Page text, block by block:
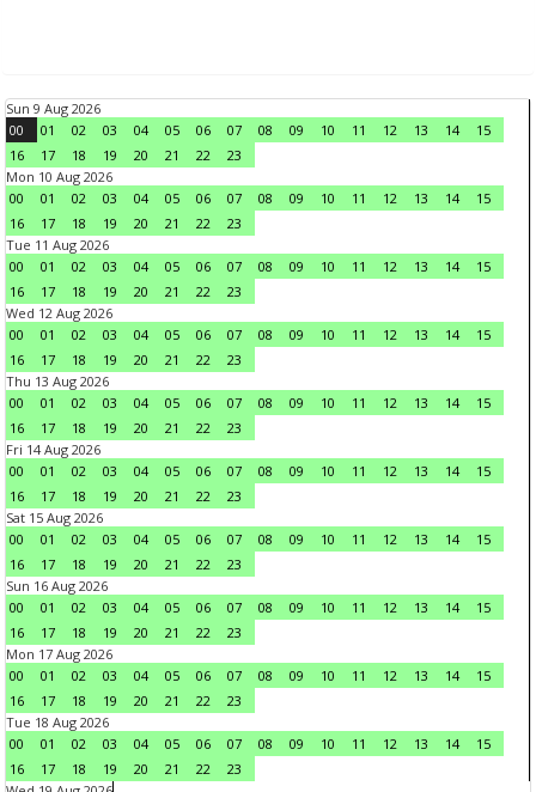
Sun 9 Aug 2026
00
01 02 03 04 05 06 07 08 09 10 11 12 13 14
15
16
17 18 19 20 21 22
23
Mon 10 Aug 2026
00
01 02 03 04 05 06 07 08 09 10 11 12 13 14
15
16
17 18 19 20 21 22
23
Tue 11 Aug 2026
00
01 02 03 04 05 06 07 08 09 10 11 12 13 14
15
16
17 18 19 20 21 22
23
Wed 12 Aug 2026
00
01 02 03 04 05 06 07 08 09 10 11 12 13 14
15
16
17 18 19 20 21 22
23
Thu 13 Aug 2026
00
01 02 03 04 05 06 07 08 09 10 11 12 13 14
15
16
17 18 19 20 21 22
23
Fri 14 Aug 2026
00
01 02 03 04 05 06 07 08 09 10 11 12 13 14
15
16
17 18 19 20 21 22
23
Sat 15 Aug 2026
00
01 02 03 04 05 06 07 08 09 10 11 12 13 14
15
16
17 18 19 20 21 22
23
Sun 16 Aug 2026
00
01 02 03 04 05 06 07 08 09 10 11 12 13 14
15
16
17 18 19 20 21 22
23
Mon 17 Aug 2026
00
01 02 03 04 05 06 07 08 09 10 11 12 13 14
15
16
17 18 19 20 21 22
23
Tue 18 Aug 2026
00
01 02 03 04 05 06 07 08 09 10 11 12 13 14
15
16
17 18 19 20 21 22
23